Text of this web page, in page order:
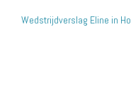
Wedstrijdverslag Eline in